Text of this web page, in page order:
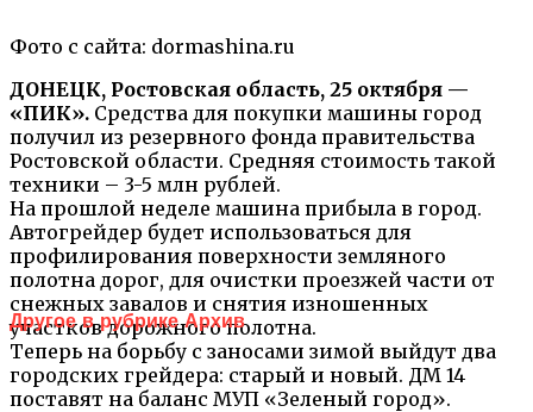
Фото с сайта: dormashina.ru
ДОНЕЦК, Ростовская область, 25 октября —
«ПИК». Средства для покупки машины город
получил из резервного фонда правительства
Ростовской области. Средняя стоимость такой
техники – 3-5 млн рублей.
На прошлой неделе машина прибыла в город.
Автогрейдер будет использоваться для
профилирования поверхности земляного
полотна дорог, для очистки проезжей части от
снежных завалов и снятия изношенных
участков дорожного полотна.
Теперь на борьбу с заносами зимой выйдут два
городских грейдера: старый и новый. ДМ 14
поставят на баланс МУП «Зеленый город».
Другое в рубрике Архив